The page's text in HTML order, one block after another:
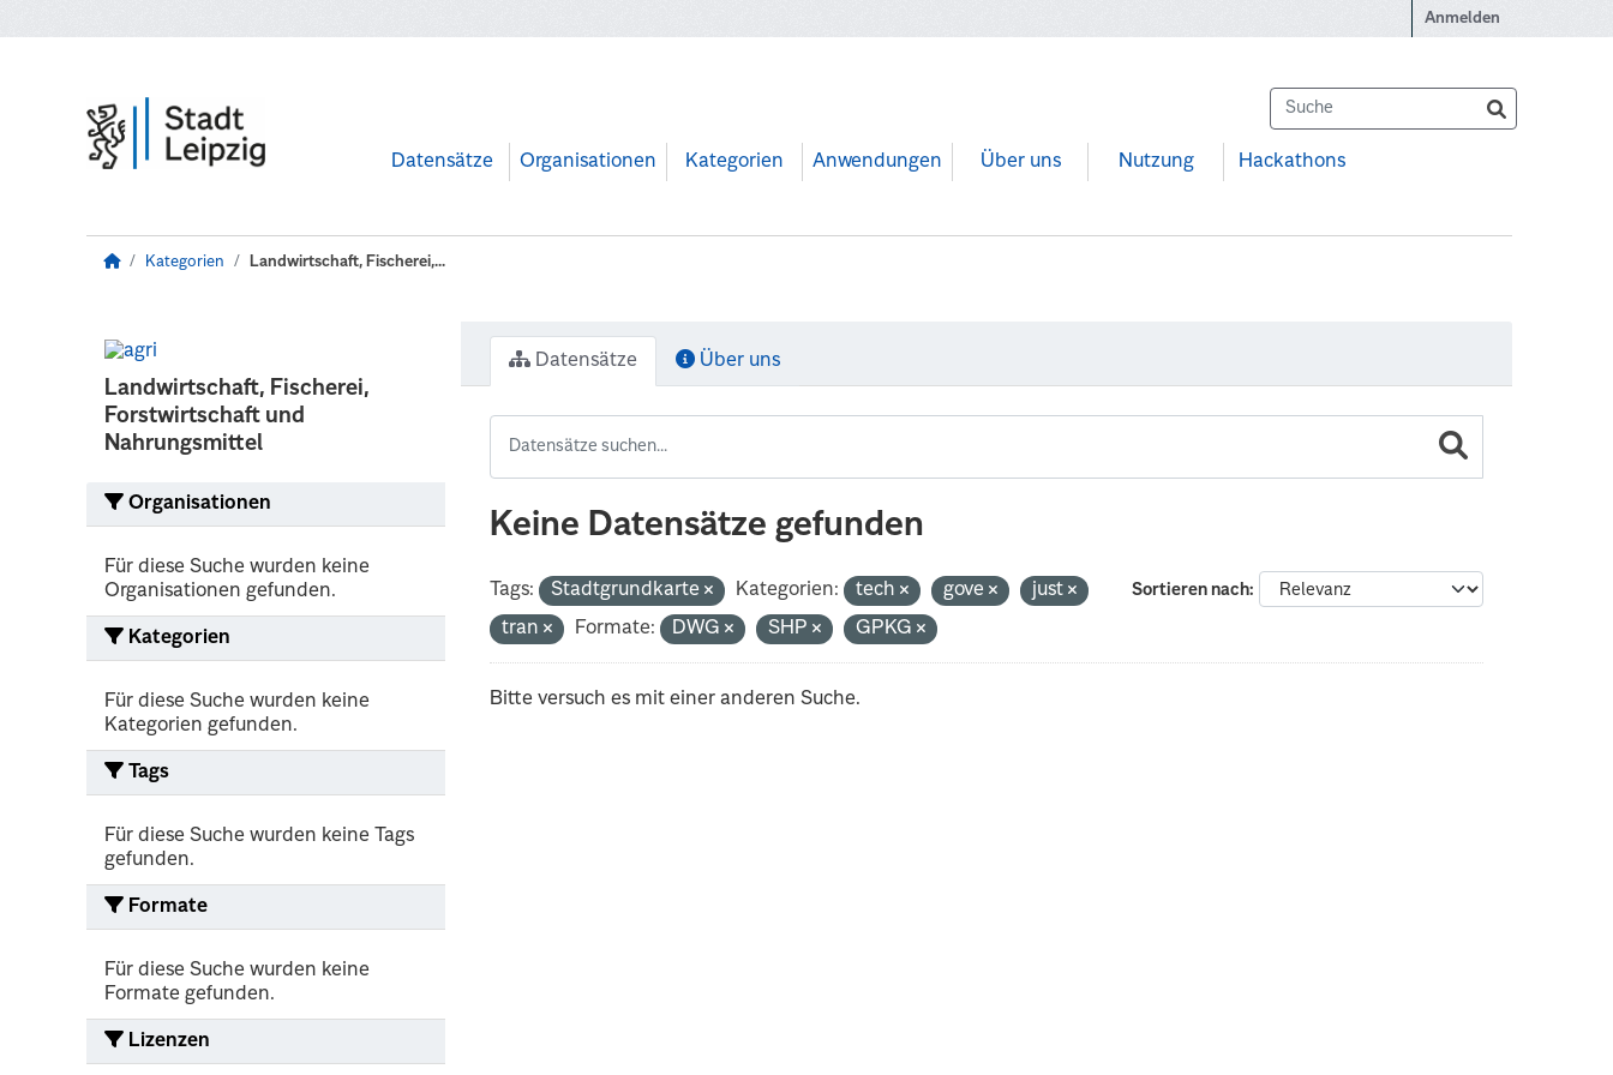
Anmelden
Datensätze Organisationen Kategorien Anwendungen Über uns Nutzung Hackathons
Kategorien Landwirtschaft, Fischerei,...
Landwirtschaft, Fischerei,
Forstwirtschaft und
Nahrungsmittel
Organisationen
Für diese Suche wurden keine
Organisationen gefunden.
Kategorien
Für diese Suche wurden keine
Kategorien gefunden.
Tags
Für diese Suche wurden keine Tags
gefunden.
Formate
Für diese Suche wurden keine
Formate gefunden.
Lizenzen
Datensätze Über uns
Keine Datensätze gefunden
Sortieren nach
Tags: Stadtgrundkarte Kategorien: tech gove
just
tran
Formate: DWG SHP GPKG
Bitte versuch es mit einer anderen Suche.